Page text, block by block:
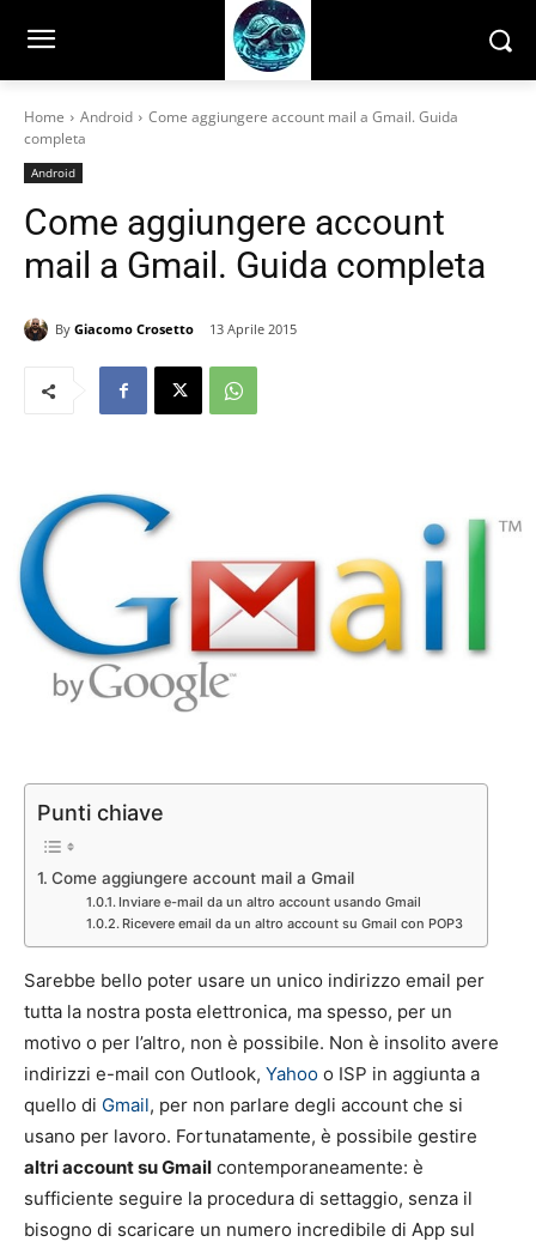
Home Android
Come aggiungere account mail a Gmail. Guida
completa
Android
Come aggiungere account
mail a Gmail. Guida completa
By Giacomo Crosetto 13 Aprile 2015
Punti chiave
Come aggiungere account mail a Gmail
Inviare e-mail da un altro account usando Gmail
Ricevere email da un altro account su Gmail con POP3
Sarebbe bello poter usare un unico indirizzo email per
tutta la nostra posta elettronica, ma spesso, per un
motivo o per l’altro, non è possibile. Non è insolito avere
indirizzi e-mail con Outlook, Yahoo o ISP in aggiunta a
quello di Gmail, per non parlare degli account che si
usano per lavoro. Fortunatamente, è possibile gestire
altri account su Gmail contemporaneamente: è
sufficiente seguire la procedura di settaggio, senza il
bisogno di scaricare un numero incredibile di App sul